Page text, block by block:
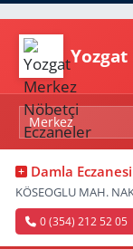
Damla Eczanesi
KÖSEOGLU MAH.
0 (354) 212 52 05